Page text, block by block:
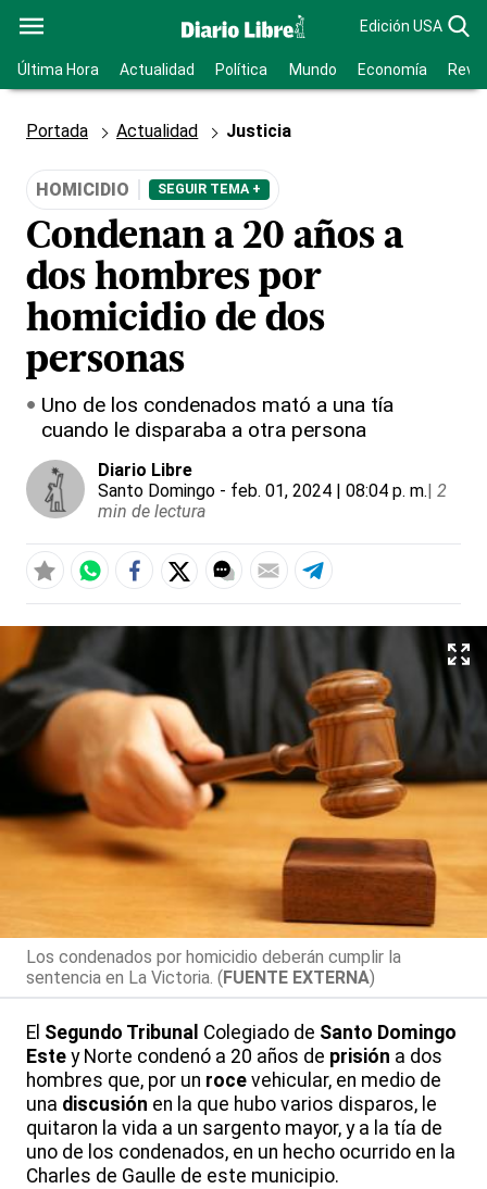
Edición USA
Última Hora Actualidad Política Mundo Economía
Portada Actualidad Justicia
HOMICIDIO SEGUIR TEMA +
Condenan a 20 años a
dos hombres por
homicidio de dos
personas
Uno de los condenados mató a una tía
cuando le disparaba a otra persona
Diario Libre
Santo Domingo - feb. 01, 2024 | 08:04 p. m.| 2
min de lectura
Los condenados por homicidio deberán cumplir la
sentencia en La Victoria. (FUENTE EXTERNA)
El Segundo Tribunal Colegiado de Santo Domingo
Este y Norte condenó a 20 años de prisión a dos
hombres que, por un roce vehicular, en medio de
una discusión en la que hubo varios disparos, le
quitaron la vida a un sargento mayor, y a la tía de
uno de los condenados, en un hecho ocurrido en la
Charles de Gaulle de este municipio.